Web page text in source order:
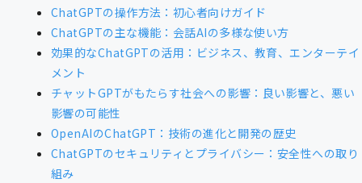
ChatGPTの操作方法：初心者向けガイド
ChatGPTの主な機能：会話AIの多様な使い方
効果的なChatGPTの活用：ビジネス、教育、エンターテイ
メント
チャットGPTがもたらす社会への影響：良い影響と、悪い
影響の可能性
OpenAIのChatGPT：技術の進化と開発の歴史
ChatGPTのセキュリティとプライバシー：安全性への取り
組み